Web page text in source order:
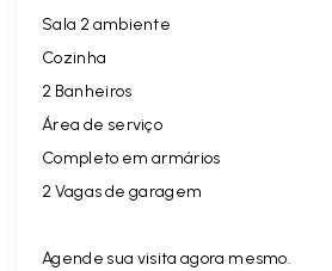
Sala 2 ambiente
Cozinha
2 Banheiros
Área de serviço
Completo em armários
2 Vagas de garagem
Agende sua visita agora mesmo.